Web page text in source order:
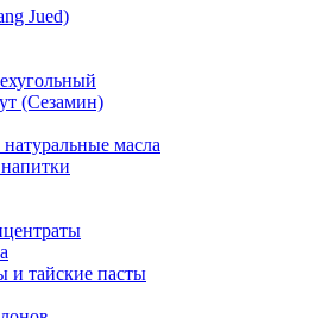
Jued)
(Сезамин)
масла
и тайские пасты